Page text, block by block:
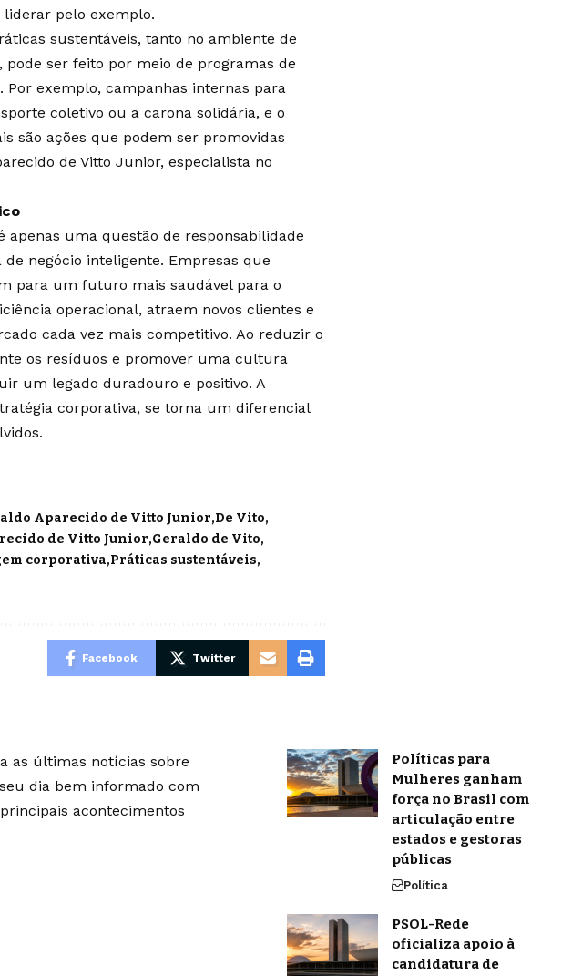
pelo exemplo.
sustentáveis, tanto no ambiente de
ser feito por meio de programas de
Por exemplo, campanhas internas para
coletivo ou a carona solidária, e o
são ações que podem ser promovidas
de Vitto Junior, especialista no
uma questão de responsabilidade
negócio inteligente. Empresas que
para um futuro mais saudável para o
operacional, atraem novos clientes e
cada vez mais competitivo. Ao reduzir o
os resíduos e promover uma cultura
um legado duradouro e positivo. A
corporativa, se torna um diferencial
Aparecido de Vitto Junior De Vito
de Vitto Junior Geraldo de Vito
corporativa Práticas sustentáveis
Facebook Twitter
as últimas notícias sobre
dia bem informado com
acontecimentos
Políticas para
Mulheres ganham
força no Brasil com
articulação entre
estados e gestoras
públicas
Política
PSOL-Rede
oficializa apoio à
candidatura de